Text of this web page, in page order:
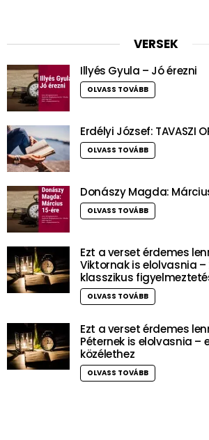
VERSEK
Illyés Gyula – Jó érezni
OLVASS TOVÁBB
Erdélyi József: TAVASZI
OLVASS TOVÁBB
Donászy Magda:
OLVASS TOVÁBB
Ezt a verset érdemes
Viktornak is elolvasnia –
klasszikus
OLVASS TOVÁBB
Ezt a verset érdemes
Péternek is elolvasnia –
közélethez
OLVASS TOVÁBB